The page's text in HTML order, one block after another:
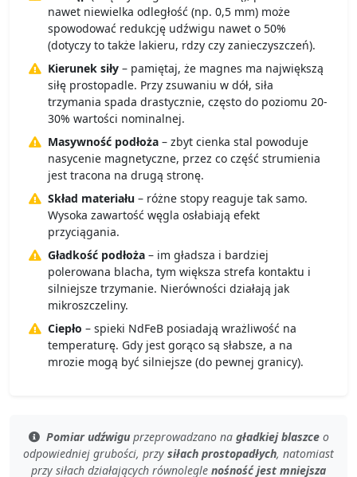
nawet niewielka odległość (np. 0,5 mm) może
spowodować redukcję udźwigu nawet o 50%
(dotyczy to także lakieru, rdzy czy zanieczyszczeń).
Kierunek siły – pamiętaj, że magnes ma największą
siłę prostopadle. Przy zsuwaniu w dół, siła
trzymania spada drastycznie, często do poziomu 20-
30% wartości nominalnej.
Masywność podłoża – zbyt cienka stal powoduje
nasycenie magnetyczne, przez co część strumienia
jest tracona na drugą stronę.
Skład materiału – różne stopy reaguje tak samo.
Wysoka zawartość węgla osłabiają efekt
przyciągania.
Gładkość podłoża – im gładsza i bardziej
polerowana blacha, tym większa strefa kontaktu i
silniejsze trzymanie. Nierówności działają jak
mikroszczeliny.
Ciepło – spieki NdFeB posiadają wrażliwość na
temperaturę. Gdy jest gorąco są słabsze, a na
mrozie mogą być silniejsze (do pewnej granicy).
Pomiar udźwiguprzeprowadzano na gładkiej blaszceo
odpowiedniej grubości, przy siłach prostopadłych, natomiast
przy siłach działających równolegle nośność jest mniejsza